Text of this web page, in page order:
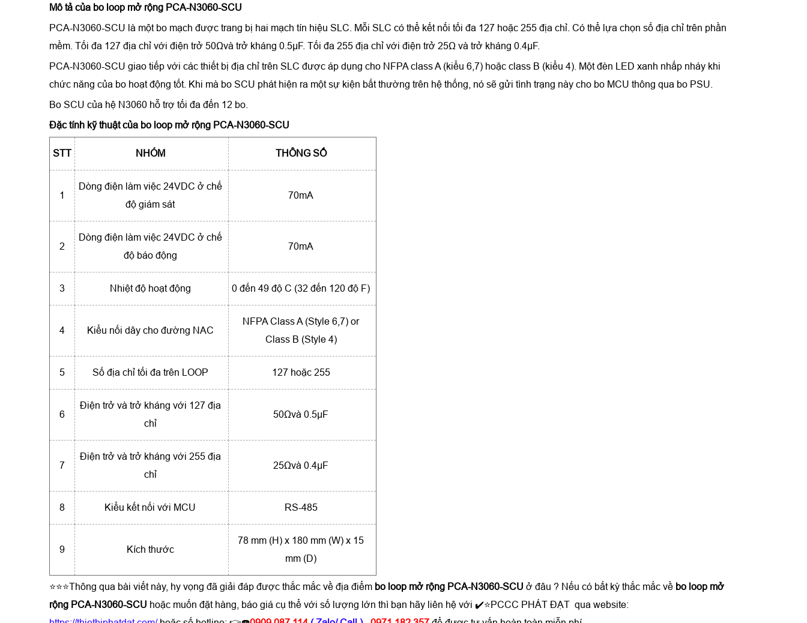
Mô tả của bo loop mở rộng PCA-N3060-SCU
PCA-N3060-SCU là một bo mạch được trang bị hai mạch tín hiệu SLC. Mỗi SLC có thể kết nối tối đa 127 hoặc 255 địa chỉ. Có thể lựa chọn số địa chỉ trên phần
mềm. Tối đa 127 địa chỉ với điện trở 50Ωvà trở kháng 0.5μF. Tối đa 255 địa chỉ với điện trở 25Ω và trở kháng 0.4μF.
PCA-N3060-SCU giao tiếp với các thiết bị địa chỉ trên SLC được áp dụng cho NFPA class A (kiểu 6,7) hoặc class B (kiểu 4). Một đèn LED xanh nhấp nháy khi
chức năng của bo hoạt động tốt. Khi mà bo SCU phát hiện ra một sự kiện bất thường trên hệ thống, nó sẽ gửi tình trạng này cho bo MCU thông qua bo PSU.
Bo SCU của hệ N3060 hỗ trợ tối đa đến 12 bo.
Đặc tính kỹ thuật của bo loop mở rộng PCA-N3060-SCU
STT NHÓM THÔNG SỐ
1
Dòng điện làm việc 24VDC ở chế
độ giám sát
70mA
2
Dòng điện làm việc 24VDC ở chế
độ báo động
70mA
3 Nhiệt độ hoạt động 0 đến 49 độ C (32 đến 120 độ F)
4 Kiểu nối dây cho đường NAC
NFPA Class A (Style 6,7) or
Class B (Style 4)
5 Số địa chỉ tối đa trên LOOP 127 hoặc 255
6
Điện trở và trở kháng với 127 địa
chỉ
50Ωvà 0.5μF
7
Điện trở và trở kháng với 255 địa
chỉ
25Ωvà 0.4μF
8 Kiểu kết nối với MCU RS-485
9 Kích thước
78 mm (H) x 180 mm (W) x 15
mm (D)
⭐⭐⭐Thông qua bài viết này, hy vọng đã giải đáp được thắc mắc về địa điểm bo loop mở rộng PCA-N3060-SCU ở đâu ? Nếu có bất kỳ thắc mắc về bo loop mở
rộng PCA-N3060-SCU hoặc muốn đặt hàng, báo giá cụ thể với số lượng lớn thì bạn hãy liên hệ với ✔️⭐PCCC PHÁT ĐẠT qua website: